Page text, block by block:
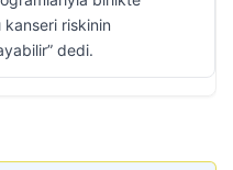
riskinin
dedi.